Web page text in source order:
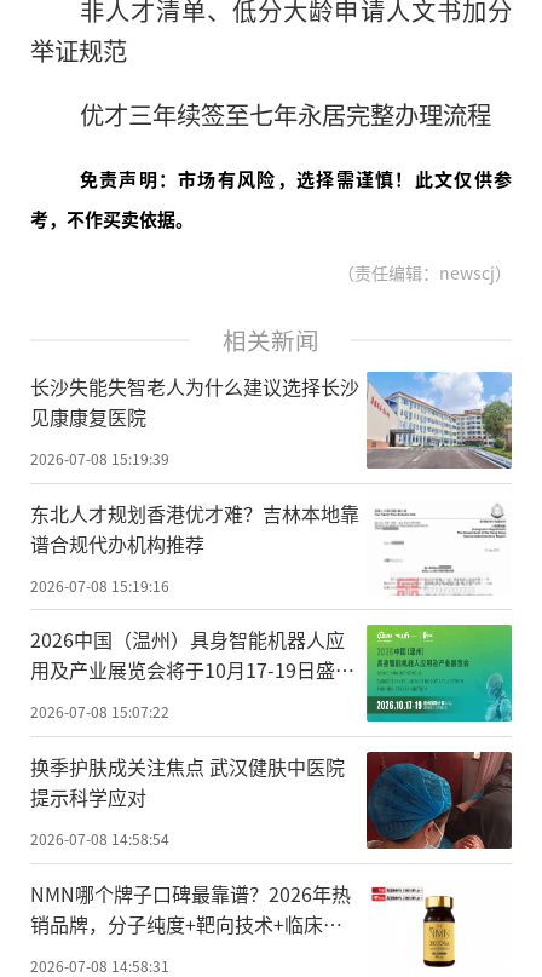
非人才清单、低分大龄申请人文书加分
举证规范
优才三年续签至七年永居完整办理流程
免责声明：市场有风险，选择需谨慎！此文仅供参
考，不作买卖依据。
（责任编辑：newscj）
相关新闻
长沙失能失智老人为什么建议选择长沙
见康康复医院
2026-07-08 15:19:39
东北人才规划香港优才难？吉林本地靠
谱合规代办机构推荐
2026-07-08 15:19:16
2026中国（温州）具身智能机器人应
用及产业展览会将于10月17-19日盛大
开幕
2026-07-08 15:07:22
换季护肤成关注焦点 武汉健肤中医院
提示科学应对
2026-07-08 14:58:54
NMN哪个牌子口碑最靠谱？2026年热
销品牌，分子纯度+靶向技术+临床实
证全维度解析
2026-07-08 14:58:31